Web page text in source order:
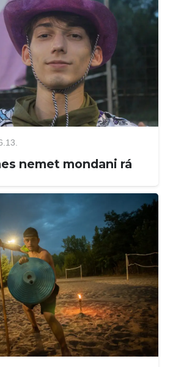
nemet mondani rá